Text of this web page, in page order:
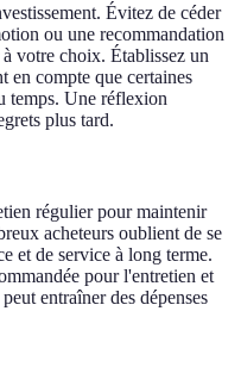
Évitez de céder
ou une recommandation
votre choix. Établissez un
en compte que certaines
temps. Une réflexion
plus tard.
régulier pour maintenir
acheteurs oublient de se
et de service à long terme.
pour l'entretien et
entraîner des dépenses